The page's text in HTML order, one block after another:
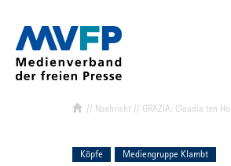
// Nachricht // GRAZIA: Claudia ten
Köpfe Mediengruppe Klambt